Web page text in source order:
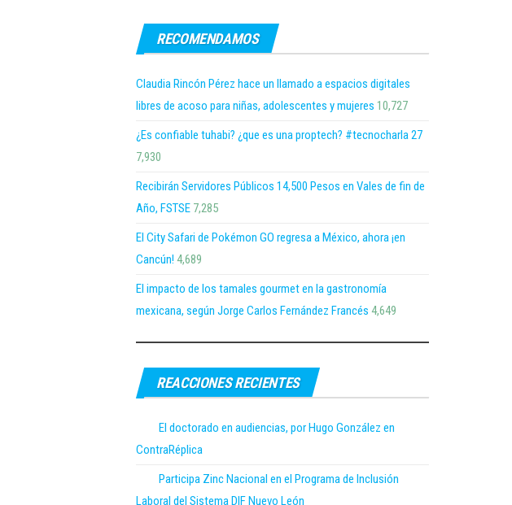
RECOMENDAMOS
Claudia Rincón Pérez hace un llamado a espacios digitales
libres de acoso para niñas, adolescentes y mujeres 10,727
¿Es confiable tuhabi? ¿que es una proptech? #tecnocharla 27
7,930
Recibirán Servidores Públicos 14,500 Pesos en Vales de fin de
Año, FSTSE 7,285
El City Safari de Pokémon GO regresa a México, ahora ¡en
Cancún! 4,689
El impacto de los tamales gourmet en la gastronomía
mexicana, según Jorge Carlos Fernández Francés 4,649
REACCIONES RECIENTES
El doctorado en audiencias, por Hugo González en
ContraRéplica
Participa Zinc Nacional en el Programa de Inclusión
Laboral del Sistema DIF Nuevo León